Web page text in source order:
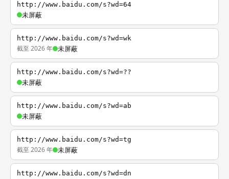
http://www.baidu.com/s?wd=64
未屏蔽
http://www.baidu.com/s?wd=wk
截至 2026 年 未屏蔽
http://www.baidu.com/s?wd=??
未屏蔽
http://www.baidu.com/s?wd=ab
未屏蔽
http://www.baidu.com/s?wd=tg
截至 2026 年 未屏蔽
http://www.baidu.com/s?wd=dn